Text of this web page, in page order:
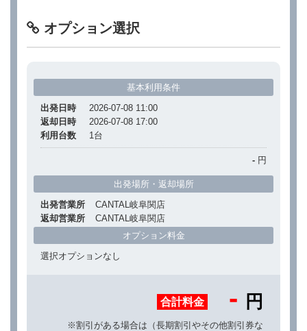
オプション選択
基本利用条件
出発日時
2026-07-08 11:00
返却日時
2026-07-08 17:00
利用台数
1台
- 円
出発場所・返却場所
出発営業所
CANTAL岐阜関店
返却営業所
CANTAL岐阜関店
オプション料金
選択オプションなし
合計料金 - 円
※割引がある場合は（長期割引やその他割引券な